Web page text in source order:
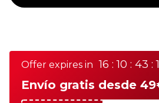
Offer expires in 16 : 10 : 43 :
Envío gratis desde